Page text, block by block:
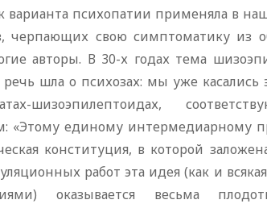
психопатии применяла в
черпающих свою симптоматику из
авторы. В 30-х годах тема
шла о психозах: мы уже
шизоэпилептоидах,
«Этому единому интермедиарному
конституция, в которой
работ эта идея (как и
оказывается весьма